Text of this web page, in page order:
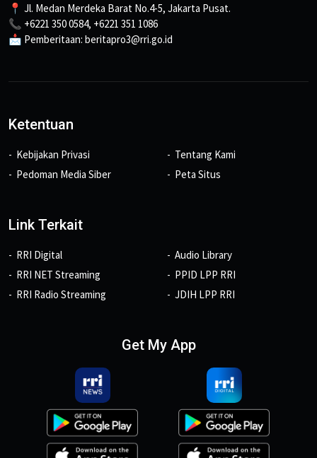
📍 Jl. Medan Merdeka Barat No.4-5, Jakarta Pusat.
📞 +6221 350 0584, +6221 351 1086
📩 Pemberitaan: beritapro3@rri.go.id
Ketentuan
Kebijakan Privasi
Pedoman Media Siber
Tentang Kami
Peta Situs
Link Terkait
RRI Digital
RRI NET Streaming
RRI Radio Streaming
Audio Library
PPID LPP RRI
JDIH LPP RRI
Get My App